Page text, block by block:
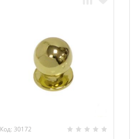
Код: 30172